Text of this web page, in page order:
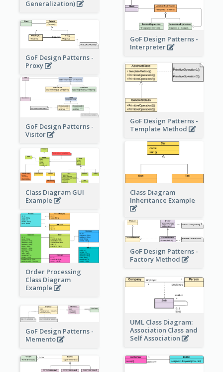
Generalization)
GoF Design Patterns -
Interpreter
GoF Design Patterns -
Proxy
GoF Design Patterns -
Template Method
GoF Design Patterns -
Visitor
Class Diagram
Inheritance Example
Class Diagram GUI
Example
Order Processing
Class Diagram
Example
GoF Design Patterns -
Factory Method
UML Class Diagram:
Association Class and
Self Association
GoF Design Patterns -
Memento